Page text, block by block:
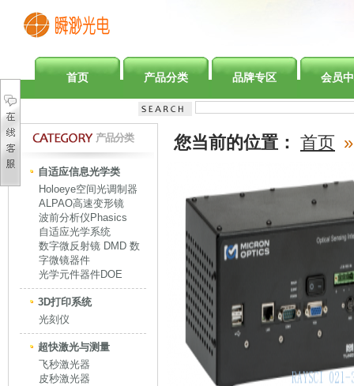
首页 产品分类 品牌专区 会员
产品分类
自适应信息光学类
Holoeye空间光调制器
ALPAO高速变形镜
波前分析仪Phasics
自适应光学系统
数字微反射镜 DMD 数
字微镜器件
光学元件器件DOE
3D打印系统
光刻仪
超快激光与测量
飞秒激光器
皮秒激光器
您当前的位置： 首页 »